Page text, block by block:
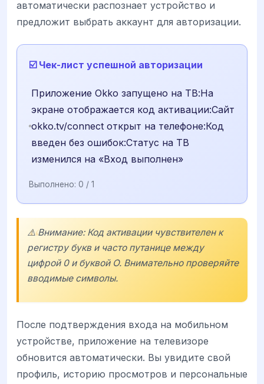
автоматически распознает устройство и
предложит выбрать аккаунт для авторизации.
☑️ Чек-лист успешной авторизации
Приложение Okko запущено на ТВ:На
экране отображается код активации:Сайт
okko.tv/connect открыт на телефоне:Код
введен без ошибок:Статус на ТВ
изменился на «Вход выполнен»
Выполнено: 0 / 1
⚠️ Внимание: Код активации чувствителен к
регистру букв и часто путанице между
цифрой 0 и буквой O. Внимательно проверяйте
вводимые символы.
После подтверждения входа на мобильном
устройстве, приложение на телевизоре
обновится автоматически. Вы увидите свой
профиль, историю просмотров и персональные